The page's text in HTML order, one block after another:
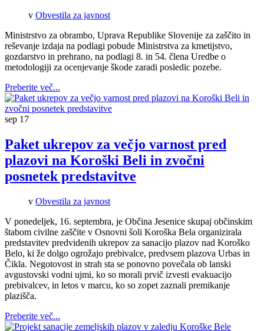
v Obvestila za javnost
Ministrstvo za obrambo, Uprava Republike Slovenije za zaščito in
reševanje izdaja na podlagi pobude Ministrstva za kmetijstvo,
gozdarstvo in prehrano, na podlagi 8. in 54. člena Uredbe o
metodologiji za ocenjevanje škode zaradi posledic pozebe.
Preberite več...
sep 17
Paket ukrepov za večjo varnost pred
plazovi na Koroški Beli in zvočni
posnetek predstavitve
v Obvestila za javnost
V ponedeljek, 16. septembra, je Občina Jesenice skupaj občinskim
štabom civilne zaščite v Osnovni šoli Koroška Bela organizirala
predstavitev predvidenih ukrepov za sanacijo plazov nad Koroško
Belo, ki že dolgo ogrožajo prebivalce, predvsem plazova Urbas in
Čikla. Negotovost in strah sta se ponovno povečala ob lanski
avgustovski vodni ujmi, ko so morali prvič izvesti evakuacijo
prebivalcev, in letos v marcu, ko so zopet zaznali premikanje
plazišča.
Preberite več...